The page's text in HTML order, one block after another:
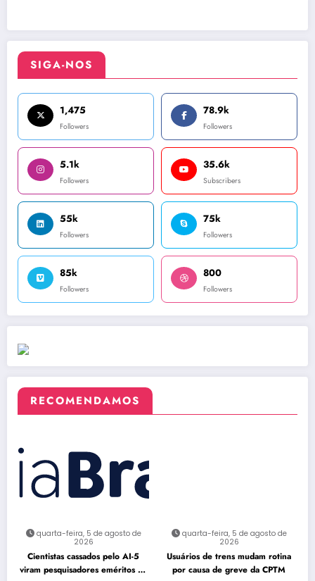
SIGA-NOS
1,475
Followers
78.9k
Followers
5.1k
Followers
35.6k
Subscribers
55k
Followers
75k
Followers
85k
Followers
800
Followers
RECOMENDAMOS
quarta-feira, 5 de agosto de
2026
Cientistas cassados pelo AI-5
viram pesquisadores eméritos da
quarta-feira, 5 de agosto de
2026
Usuários de trens mudam rotina
por causa de greve da CPTM